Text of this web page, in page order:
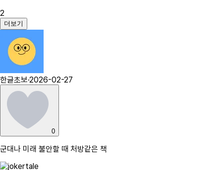
2
더보기
한글초보·2026-02-27
0
군대나 미래 불안할 때 처방같은 책